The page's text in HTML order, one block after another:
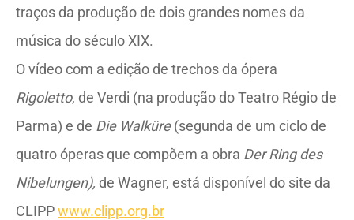
traços da produção de dois grandes nomes da
música do século XIX.
O vídeo com a edição de trechos da ópera
Rigoletto, de Verdi (na produção do Teatro Régio de
Parma) e de Die Walküre(segunda de um ciclo de
quatro óperas que compõem a obra Der Ring des
Nibelungen), de Wagner, está disponível do site da
CLIPPwww.clipp.org.br